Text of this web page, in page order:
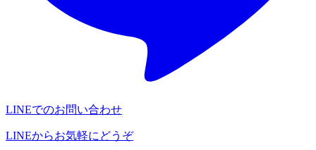
LINEでのお問い合わせ
LINEからお気軽にどうぞ